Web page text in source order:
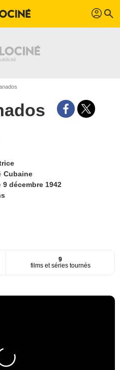
profil search
Cubaine
9 décembre 1942
9
films et séries tournés